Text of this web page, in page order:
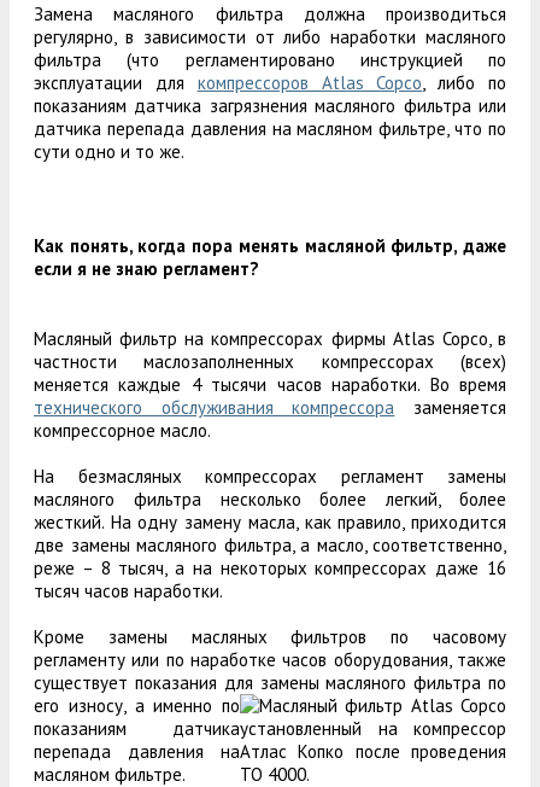
Замена масляного фильтра должна производиться
регулярно, в зависимости от либо наработки масляного
фильтра (что регламентировано инструкцией по
эксплуатации для компрессоров Atlas Copco, либо по
показаниям датчика загрязнения масляного фильтра или
датчика перепада давления на масляном фильтре, что по
сути одно и то же.
Как понять, когда пора менять масляной фильтр, даже
если я не знаю регламент?
Масляный фильтр на компрессорах фирмы Atlas Copco, в
частности маслозаполненных компрессорах (всех)
меняется каждые 4 тысячи часов наработки. Во время
технического обслуживания компрессора заменяется
компрессорное масло.
На безмасляных компрессорах регламент замены
масляного фильтра несколько более легкий, более
жесткий. На одну замену масла, как правило, приходится
две замены масляного фильтра, а масло, соответственно,
реже – 8 тысяч, а на некоторых компрессорах даже 16
тысяч часов наработки.
Кроме замены масляных фильтров по часовому
регламенту или по наработке часов оборудования, также
существует показания для заменымасляного фильтра по
его износу, а именно по
показаниям датчика
перепада давления на
масляном фильтре.